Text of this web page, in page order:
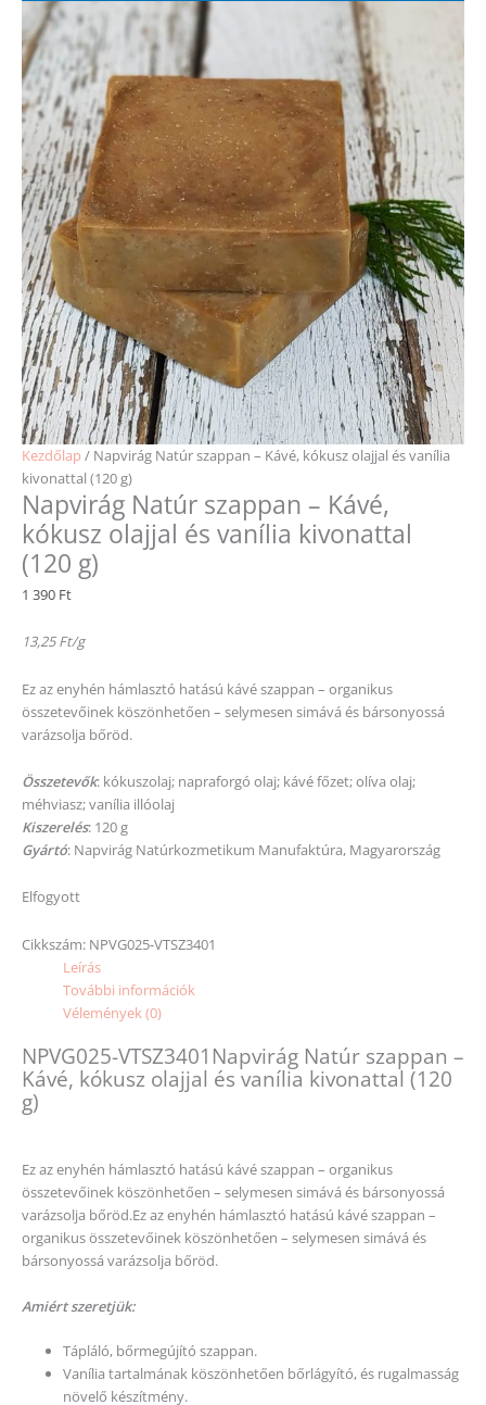
Kezdőlap / Napvirág Natúr szappan – Kávé, kókusz olajjal és vanília
kivonattal (120 g)
Napvirág Natúr szappan – Kávé,
kókusz olajjal és vanília kivonattal
(120 g)
1 390 Ft
13,25 Ft/g
Ez az enyhén hámlasztó hatású kávé szappan – organikus
összetevőinek köszönhetően – selymesen simává és bársonyossá
varázsolja bőröd.
Összetevők: kókuszolaj; napraforgó olaj; kávé főzet; olíva olaj;
méhviasz; vanília illóolaj
Kiszerelés: 120 g
Gyártó: Napvirág Natúrkozmetikum Manufaktúra, Magyarország
Elfogyott
Cikkszám: NPVG025-VTSZ3401
Leírás
További információk
Vélemények (0)
NPVG025-VTSZ3401Napvirág Natúr szappan –
Kávé, kókusz olajjal és vanília kivonattal (120
g)
Ez az enyhén hámlasztó hatású kávé szappan – organikus
összetevőinek köszönhetően – selymesen simává és bársonyossá
varázsolja bőröd.Ez az enyhén hámlasztó hatású kávé szappan –
organikus összetevőinek köszönhetően – selymesen simává és
bársonyossá varázsolja bőröd.
Amiért szeretjük:
Tápláló, bőrmegújító szappan.
Vanília tartalmának köszönhetően bőrlágyító, és rugalmasság
növelő készítmény.